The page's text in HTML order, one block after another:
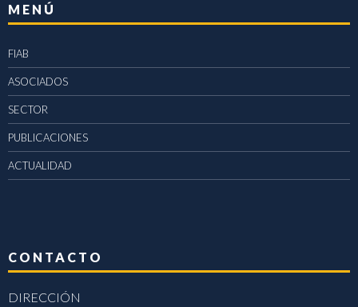
MENÚ
FIAB
ASOCIADOS
SECTOR
PUBLICACIONES
ACTUALIDAD
CONTACTO
DIRECCIÓN